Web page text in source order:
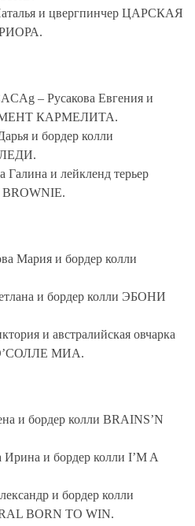
и цвергпинчер ЦАРСКАЯ
– Русакова Евгения и
КАРМЕЛИТА.
и бордер колли
Галина и лейкленд терьер
Мария и бордер колли
и бордер колли ЭБОНИ
и австралийская овчарка
МИА.
и бордер колли BRAINS’N
и бордер колли I’M A
и бордер колли
BORN TO WIN.